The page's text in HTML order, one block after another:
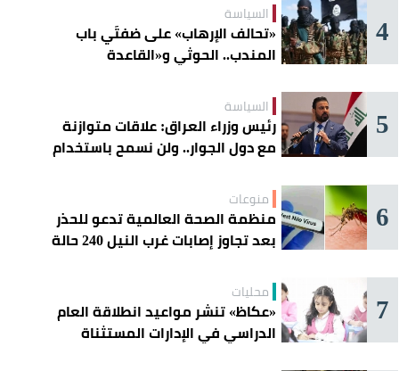
4 السياسة
«تحالف الإرهاب» على ضفتَي باب
المندب.. الحوثي و«القاعدة
5 السياسة
رئيس وزراء العراق: علاقات متوازنة
مع دول الجوار.. ولن نسمح باستخدام
6 منوعات
منظمة الصحة العالمية تدعو للحذر
بعد تجاوز إصابات غرب النيل 240 حالة
7 محليات
«عكاظ» تنشر مواعيد انطلاقة العام
الدراسي في الإدارات المستثناة